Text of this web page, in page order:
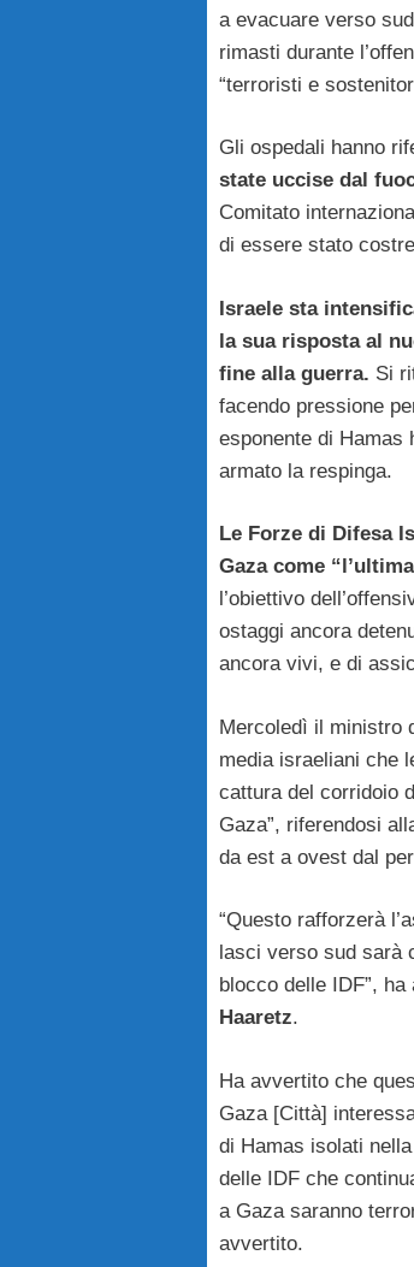
a evacuare verso
rimasti durante
“terroristi e
Gli ospedali hanno
state uccise dal
Comitato
di essere stato
Israele sta
la sua risposta al
fine alla guerra. Si
facendo pressione
esponente di Hamas
armato la respinga.
Le Forze di Difesa
Gaza come
l’obiettivo
ostaggi ancora
ancora vivi, e di
Mercoledì il ministro
media israeliani che
cattura del corridoio
Gaza”, riferendosi
da est a ovest dal
“Questo rafforzerà
lasci verso sud sarà
blocco delle IDF”, ha
Haaretz.
Ha avvertito che
Gaza [Città]
di Hamas isolati
delle IDF che
a Gaza saranno
avvertito.